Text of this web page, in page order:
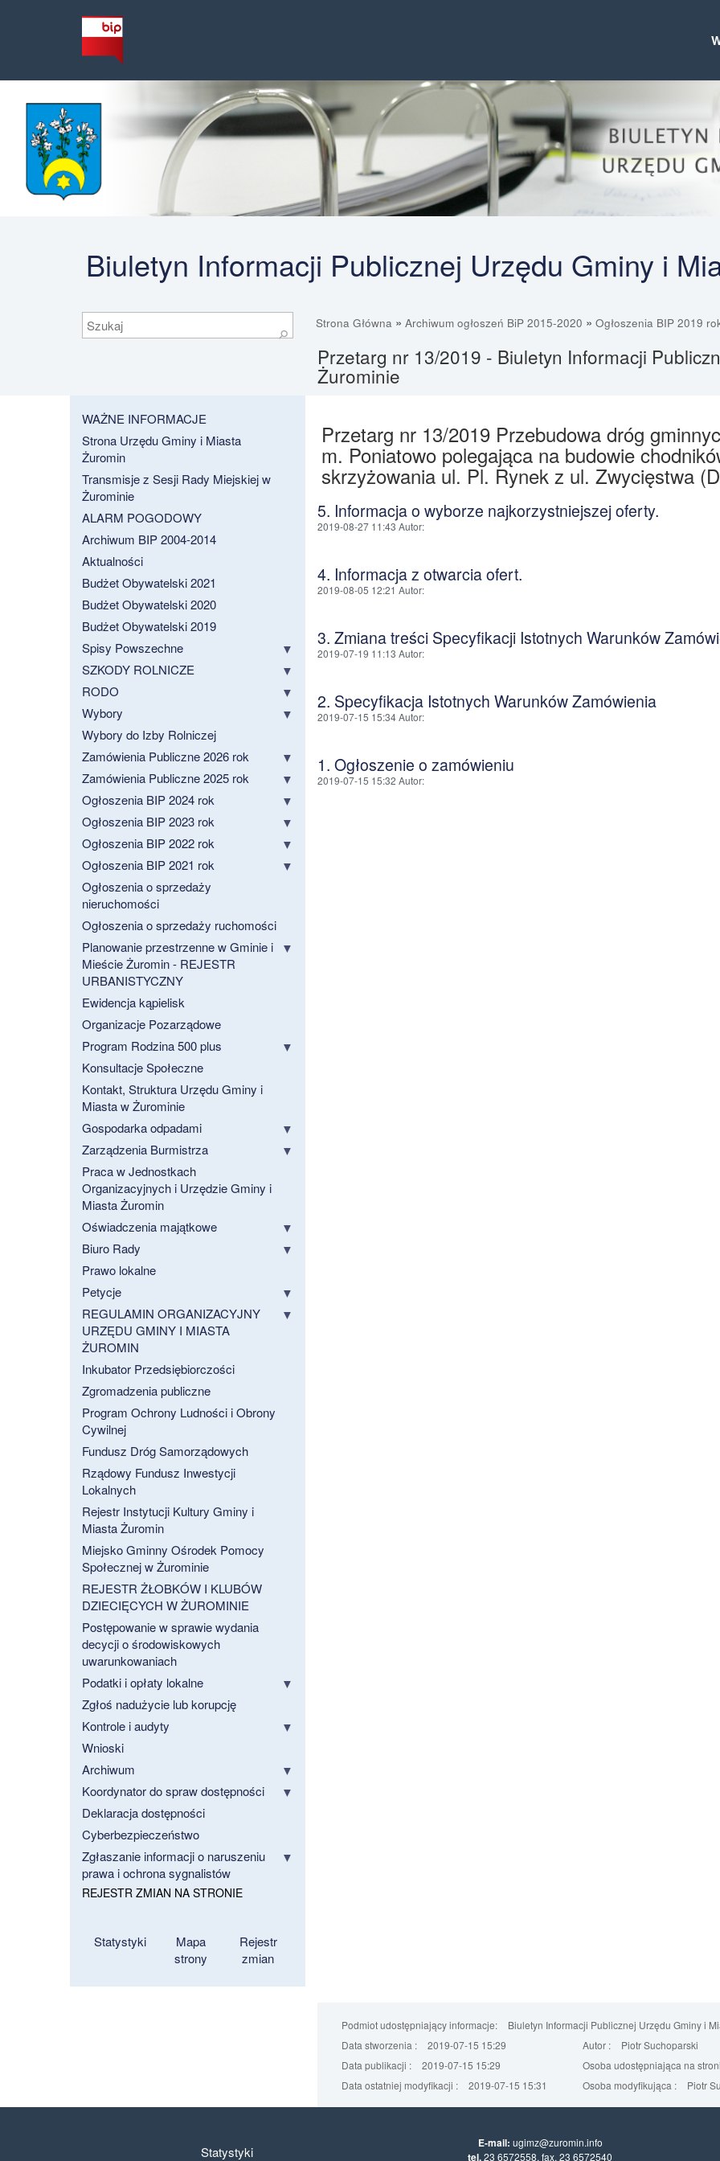
Biuletyn Informacji Publicznej Urzędu Gminy i
Szukaj
⚲
Strona Główna » Archiwum ogłoszeń BiP 2015-2020 » Ogłoszenia BIP 2019
Przetarg nr 13/2019 - Biuletyn Informacji
Żurominie
WAŻNE INFORMACJE
Strona Urzędu Gminy i Miasta
Żuromin
Transmisje z Sesji Rady Miejskiej w
Żurominie
ALARM POGODOWY
Archiwum BIP 2004-2014
Aktualności
Budżet Obywatelski 2021
Budżet Obywatelski 2020
Budżet Obywatelski 2019
Spisy Powszechne
SZKODY ROLNICZE
RODO
Wybory
Wybory do Izby Rolniczej
Zamówienia Publiczne 2026 rok
Zamówienia Publiczne 2025 rok
Ogłoszenia BIP 2024 rok
Ogłoszenia BIP 2023 rok
Ogłoszenia BIP 2022 rok
Ogłoszenia BIP 2021 rok
Ogłoszenia o sprzedaży
nieruchomości
Ogłoszenia o sprzedaży ruchomości
Planowanie przestrzenne w Gminie i
Mieście Żuromin - REJESTR
URBANISTYCZNY
Ewidencja kąpielisk
Organizacje Pozarządowe
Program Rodzina 500 plus
Konsultacje Społeczne
Kontakt, Struktura Urzędu Gminy i
Miasta w Żurominie
Gospodarka odpadami
Zarządzenia Burmistrza
Praca w Jednostkach
Organizacyjnych i Urzędzie Gminy i
Miasta Żuromin
Oświadczenia majątkowe
Biuro Rady
Prawo lokalne
Petycje
REGULAMIN ORGANIZACYJNY
URZĘDU GMINY I MIASTA
ŻUROMIN
Inkubator Przedsiębiorczości
Zgromadzenia publiczne
Program Ochrony Ludności i Obrony
Cywilnej
Fundusz Dróg Samorządowych
Rządowy Fundusz Inwestycji
Lokalnych
Rejestr Instytucji Kultury Gminy i
Miasta Żuromin
Miejsko Gminny Ośrodek Pomocy
Społecznej w Żurominie
REJESTR ŻŁOBKÓW I KLUBÓW
DZIECIĘCYCH W ŻUROMINIE
Postępowanie w sprawie wydania
decycji o środowiskowych
uwarunkowaniach
Podatki i opłaty lokalne
Zgłoś nadużycie lub korupcję
Kontrole i audyty
Wnioski
Archiwum
Koordynator do spraw dostępności
Deklaracja dostępności
Cyberbezpieczeństwo
Zgłaszanie informacji o naruszeniu
prawa i ochrona sygnalistów
REJESTR ZMIAN NA STRONIE
Statystyki
Mapa
strony
Rejestr
zmian
Przetarg nr 13/2019 Przebudowa dróg
m. Poniatowo polegająca na budowie
skrzyżowania ul. Pl. Rynek z ul. Zwycięstwa
5. Informacja o wyborze najkorzystniejszej oferty.
2019-08-27 11:43 Autor:
4. Informacja z otwarcia ofert.
2019-08-05 12:21 Autor:
3. Zmiana treści Specyfikacji Istotnych Warunków
2019-07-19 11:13 Autor:
2. Specyfikacja Istotnych Warunków Zamówienia
2019-07-15 15:34Autor:
1. Ogłoszenie o zamówieniu
2019-07-15 15:32 Autor:
Podmiot udostępniający informacje:
Biuletyn Informacji Publicznej Urzędu Gminy i
Data stworzenia :
2019-07-15 15:29 Autor :
Piotr Suchoparski
Data publikacji :
2019-07-15 15:29 Osoba udostępniająca na
Data ostatniej modyfikacji :
2019-07-15 15:31 Osoba modyfikująca : Piotr
Statystyki
E-mail: ugimz@zuromin.info
tel.23 6572558, fax. 23 6572540